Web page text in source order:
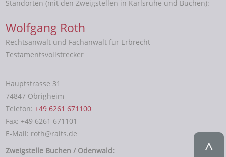
Standorten (mit den Zweigstellen in Karlsruhe und Buchen):
Wolfgang Roth
Rechtsanwalt und Fachanwalt für Erbrecht
Testamentsvollstrecker
Hauptstrasse 31
74847 Obrigheim
Telefon:+49 6261 671100
Fax: +49 6261 671101
E-Mail: roth@raits.de
Zweigstelle Buchen / Odenwald: